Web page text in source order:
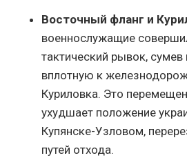
Восточный фланг и
военнослужащие
тактический рывок, сумев
вплотную к
Куриловка. Это
ухудшает положение
Купянске-Узловом,
путей отхода.